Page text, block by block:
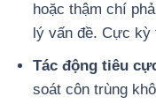
hoặc thậm chí
lý vấn đề. Cực
Tác động tiêu
soát côn trùng